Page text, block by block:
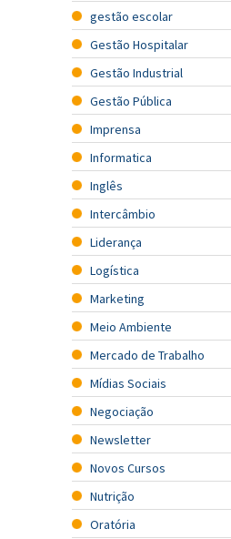
gestão escolar
Gestão Hospitalar
Gestão Industrial
Gestão Pública
Imprensa
Informatica
Inglês
Intercâmbio
Liderança
Logística
Marketing
Meio Ambiente
Mercado de Trabalho
Mídias Sociais
Negociação
Newsletter
Novos Cursos
Nutrição
Oratória